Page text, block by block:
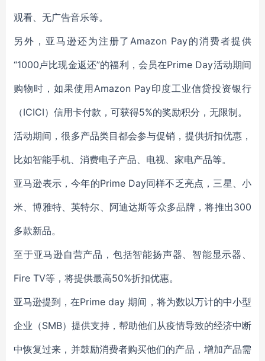
观看、无广告音乐等。
另外，亚马逊还为注册了Amazon Pay的消费者提供
“1000卢比现金返还”的福利，会员在Prime Day活动期间
购物时，如果使用Amazon Pay印度工业信贷投资银行
（ICICI）信用卡付款，可获得5%的奖励积分，无限制。
活动期间，很多产品类目都会参与促销，提供折扣优惠，
比如智能手机、消费电子产品、电视、家电产品等。
亚马逊表示，今年的Prime Day同样不乏亮点，三星、小
米、博雅特、英特尔、阿迪达斯等众多品牌，将推出300
多款新品。
至于亚马逊自营产品，包括智能扬声器、智能显示器、
Fire TV等，将提供最高50%折扣优惠。
亚马逊提到，在Prime day 期间，将为数以万计的中小型
企业（SMB）提供支持，帮助他们从疫情导致的经济中断
中恢复过来，并鼓励消费者购买他们的产品，增加产品需